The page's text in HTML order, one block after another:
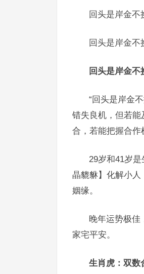
回头是岸金不
回头是岸金不
回头是岸金不
“回头是岸金
错失良机，但若能
合，若能把握合作
29岁和41岁
晶貔貅】化解小人
姻缘。
晚年运势极佳
家宅平安。
生肖虎：双数